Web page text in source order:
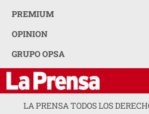
PREMIUM
OPINION
GRUPO OPSA
LA PRENSA TODOS LOS